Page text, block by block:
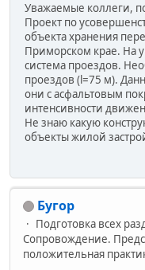
Уважаемые коллеги,
Проект по
объекта хранения
Приморском крае. На
система проездов.
проездов (l=75 м).
они с асфальтовым
интенсивности
Не знаю какую
объекты жилой
Бугор
Подготовка всех
Сопровождение.
положительная